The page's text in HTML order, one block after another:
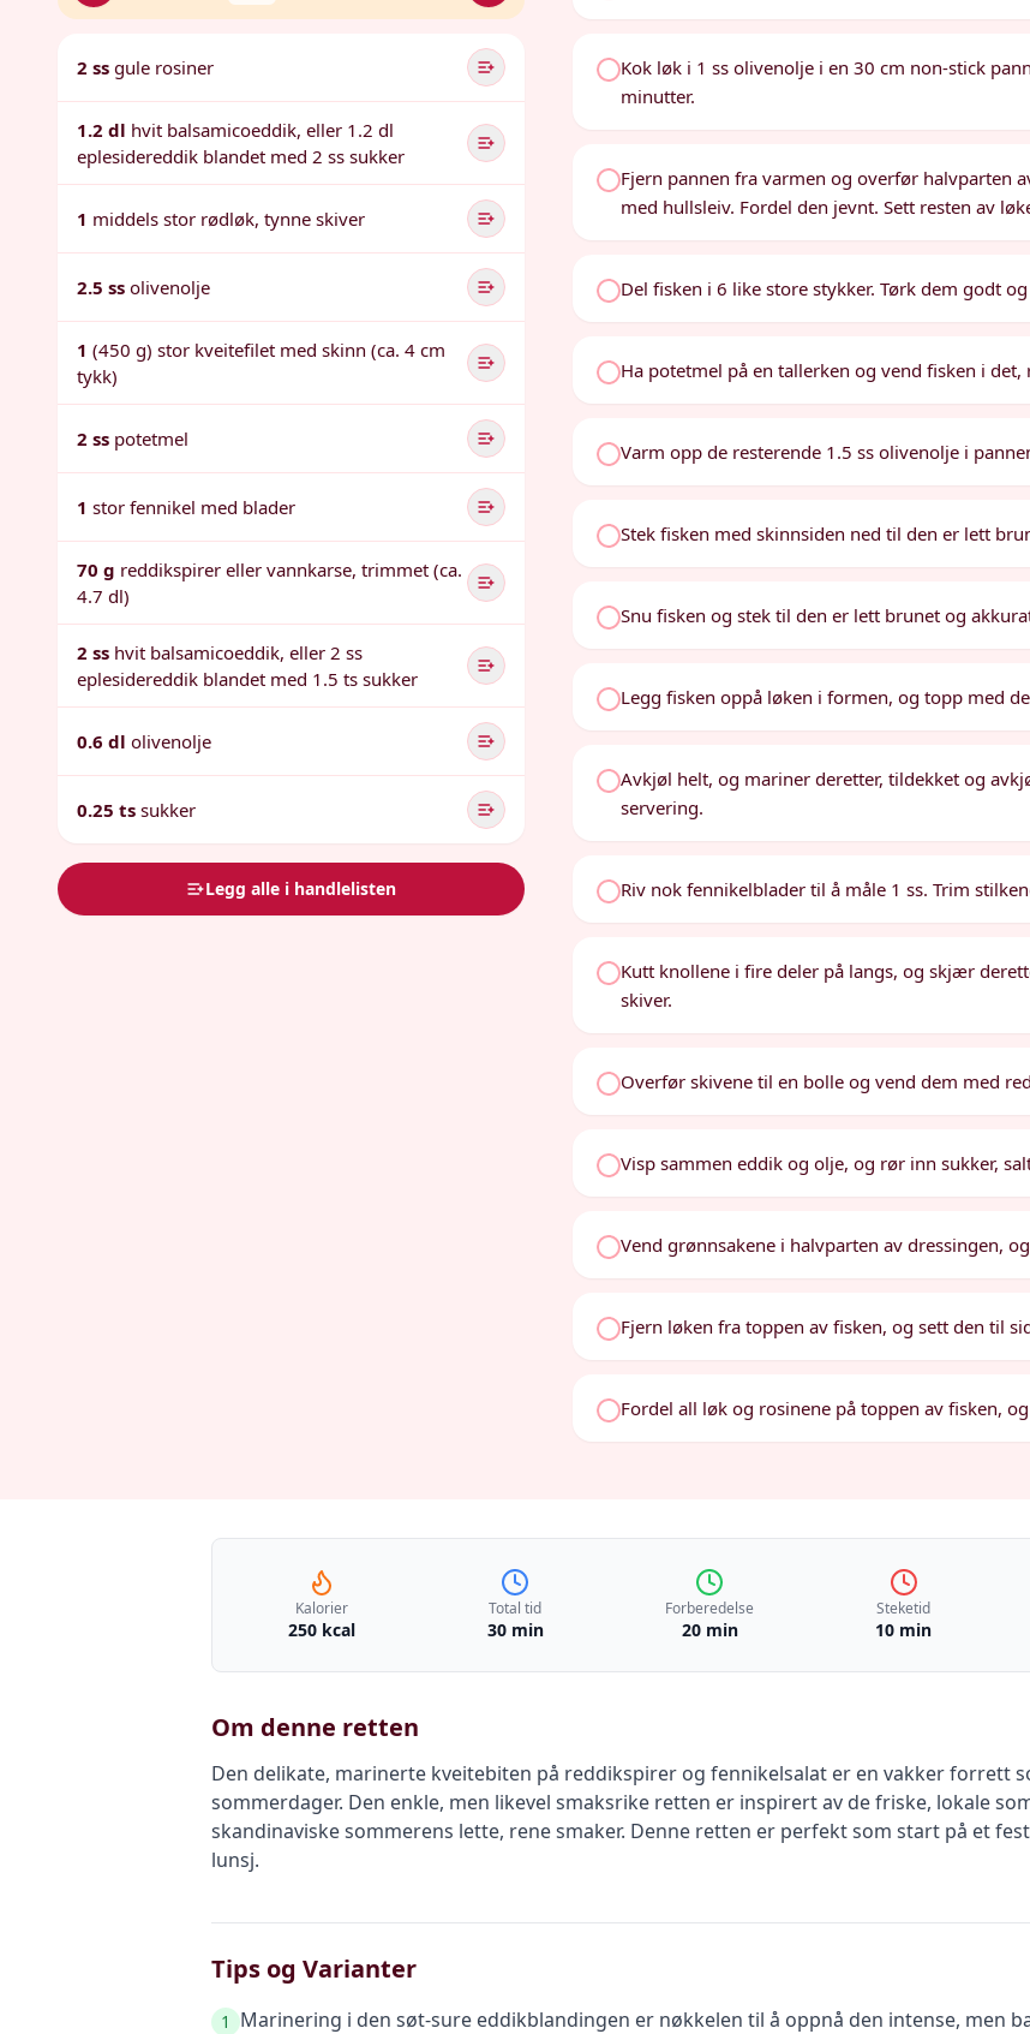
2 ss gule rosiner
1.2 dl hvit balsamicoeddik, eller 1.2 dl
eplesidereddik blandet med 2 ss sukker
1 middels stor rødløk, tynne skiver
2.5 ss olivenolje
1 (450 g) stor kveitefilet med skinn (ca. 4 cm
tykk)
2 ss potetmel
1 stor fennikel med blader
70 g reddikspirer eller vannkarse, trimmet (ca.
4.7 dl)
2 ss hvit balsamicoeddik, eller 2 ss
eplesidereddik blandet med 1.5 ts sukker
0.6 dl olivenolje
0.25 ts sukker
Legg alle i handlelisten
Kok løk i 1 ss olivenolje i en 30 cm non-stick
minutter.
Fjern pannen fra varmen og overfør halvparten
med hullsleiv. Fordel den jevnt. Sett resten av
Del fisken i 6 like store stykker. Tørk dem godt
Ha potetmel på en tallerken og vend fisken i
Varm opp de resterende 1.5 ss olivenolje i
Stek fisken med skinnsiden ned til den er lett
Snu fisken og stek til den er lett brunet og
Legg fisken oppå løken i formen, og topp med
Avkjøl helt, og mariner deretter, tildekket og
servering.
Riv nok fennikelblader til å måle 1 ss. Trim
Kutt knollene i fire deler på langs, og skjær
skiver.
Overfør skivene til en bolle og vend dem med
Visp sammen eddik og olje, og rør inn sukker,
Vend grønnsakene i halvparten av dressingen,
Fjern løken fra toppen av fisken, og sett den til
Fordel all løk og rosinene på toppen av fisken,
Kalorier
250 kcal
Total tid
30 min
Forberedelse
20 min
Steketid
10 min
Om denne retten
Den delikate, marinerte kveitebiten på reddikspirer og fennikelsalat er en vakker forrett
sommerdager. Den enkle, men likevel smaksrike retten er inspirert av de friske, lokale
skandinaviske sommerens lette, rene smaker. Denne retten er perfekt som start på et
lunsj.
Tips og Varianter
1
Marinering i den søt-sure eddikblandingen er nøkkelen til å oppnå den intense, men